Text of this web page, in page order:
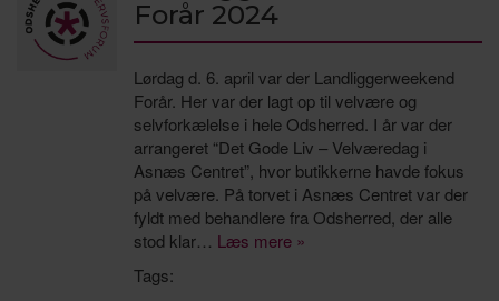
Forår 2024
Lørdag d. 6. april var der Landliggerweekend
Forår. Her var der lagt op til velvære og
selvforkælelse i hele Odsherred. I år var der
arrangeret “Det Gode Liv – Velværedag i
Asnæs Centret”, hvor butikkerne havde fokus
på velvære. På torvet i Asnæs Centret var der
fyldt med behandlere fra Odsherred, der alle
stod klar… Læs mere »
Tags: